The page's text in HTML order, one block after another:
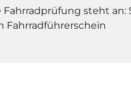
Fahrradprüfung steht an:
Fahrradführerschein